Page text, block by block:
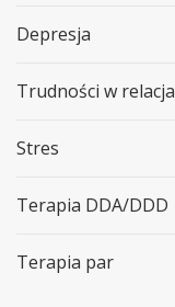
Depresja
Trudności w
Stres
Terapia DDA/DDD
Terapia par